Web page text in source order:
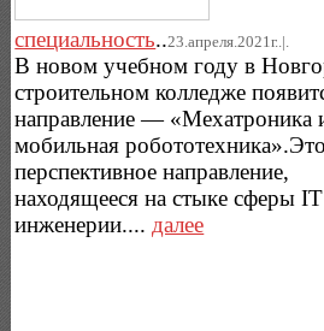
специальность..23.апреля.2021г..|.
В новом учебном году в
строительном колледже
направление — «Мехатроника
мобильная
перспективное направление,
находящееся на стыке сферы
инженерии.... далее